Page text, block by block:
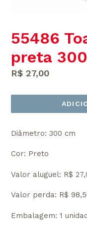
55486
preta
Preço
R$ 27,00
Diâmetro: 300 cm
Cor: Preto
Valor aluguel: R$
Valor perda: R$
Embalagem: 1